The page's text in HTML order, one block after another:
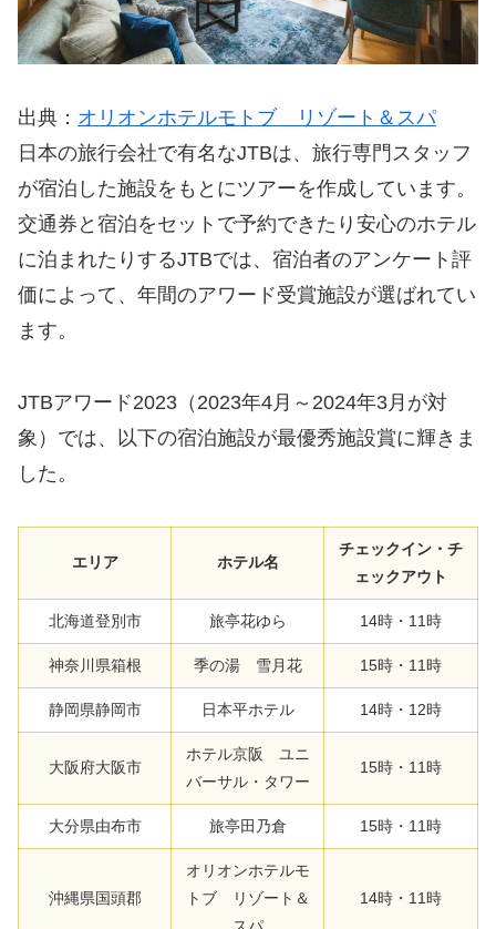
出典： オリオンホテルモトブ リゾート＆スパ
日本の旅行会社で有名なJTBは、旅行専門スタッフ
が宿泊した施設をもとにツアーを作成しています。
交通券と宿泊をセットで予約できたり安心のホテル
に泊まれたりするJTBでは、宿泊者のアンケート評
価によって、年間のアワード受賞施設が選ばれてい
ます。
JTBアワード2023（2023年4月～2024年3月が対
象）では、以下の宿泊施設が最優秀施設賞に輝きま
した。
エリア ホテル名
チェックイン・チ
ェックアウト
北海道登別市 旅亭花ゆら 14時・11時
神奈川県箱根 季の湯 雪月花 15時・11時
静岡県静岡市 日本平ホテル 14時・12時
大阪府大阪市
ホテル京阪 ユニ
バーサル・タワー
15時・11時
大分県由布市 旅亭田乃倉 15時・11時
沖縄県国頭郡
オリオンホテルモ
トブ リゾート＆
14時・11時